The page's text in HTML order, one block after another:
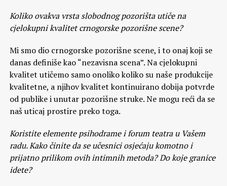
Koliko ovakva vrsta slobodnog pozorišta utiče na
cjelokupni kvalitet crnogorske pozorišne scene?
Mi smo dio crnogorske pozorišne scene, i to onaj koji se
danas definiše kao “nezavisna scena”. Na cjelokupni
kvalitet utičemo samo onoliko koliko su naše produkcije
kvalitetne, a njihov kvalitet kontinuirano dobija potvrde
od publike i unutar pozorišne struke. Ne mogu reći da se
naš uticaj prostire preko toga.
Koristite elemente psihodrame i forum teatra u Vašem
radu. Kako činite da se učesnici osjećaju komotno i
prijatno prilikom ovih intimnih metoda? Do koje granice
idete?